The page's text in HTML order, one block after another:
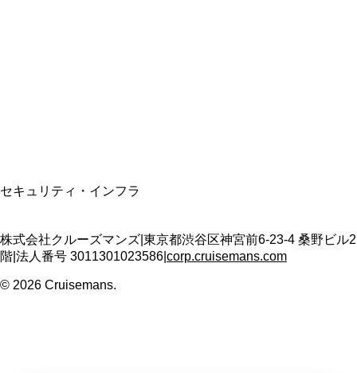
セキュリティ・インフラ
株式会社クルーズマンズ 東京都渋谷区神宮前6-23-4 桑野ビル2
階 法人番号 3011301023586 corp.cruisemans.com
© 2026 Cruisemans.